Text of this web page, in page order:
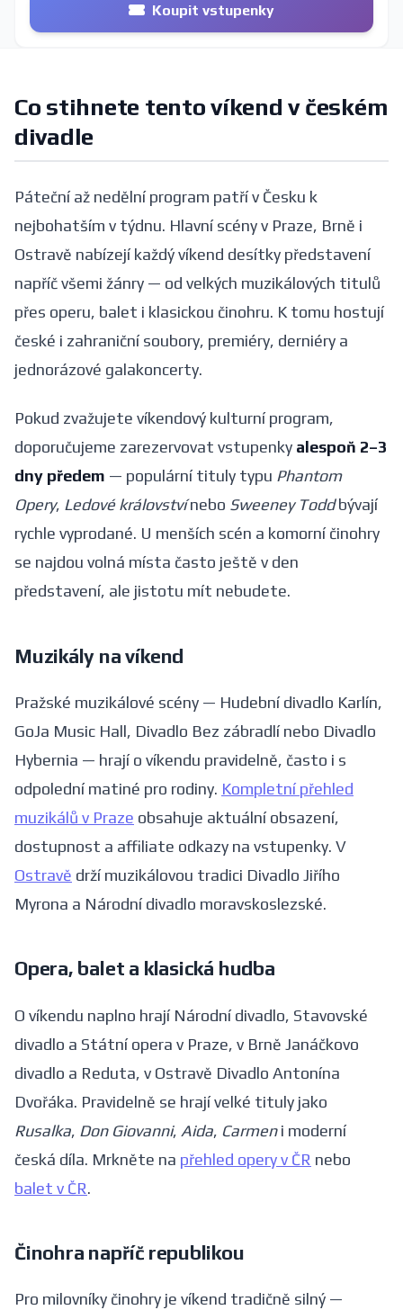
Koupit vstupenky
Co stihnete tento víkend v českém
divadle
Páteční až nedělní program patří v Česku k
nejbohatším v týdnu. Hlavní scény v Praze, Brně i
Ostravě nabízejí každý víkend desítky představení
napříč všemi žánry — od velkých muzikálových titulů
přes operu, balet i klasickou činohru. K tomu hostují
české i zahraniční soubory, premiéry, derniéry a
jednorázové galakoncerty.
Pokud zvažujete víkendový kulturní program,
doporučujeme zarezervovat vstupenky alespoň 2–3
dny předem — populární tituly typu Phantom
Opery, Ledové královstvínebo Sweeney Toddbývají
rychle vyprodané. U menších scén a komorní činohry
se najdou volná místa často ještě v den
představení, ale jistotu mít nebudete.
Muzikály na víkend
Pražské muzikálové scény — Hudební divadlo Karlín,
GoJa Music Hall, Divadlo Bez zábradlí nebo Divadlo
Hybernia — hrají o víkendu pravidelně, často i s
odpolední matiné pro rodiny. Kompletní přehled
muzikálů v Praze obsahuje aktuální obsazení,
dostupnost a affiliate odkazy na vstupenky. V
Ostravě drží muzikálovou tradici Divadlo Jiřího
Myrona a Národní divadlo moravskoslezské.
Opera, balet a klasická hudba
O víkendu naplno hrají Národní divadlo, Stavovské
divadlo a Státní opera v Praze, v Brně Janáčkovo
divadlo a Reduta, v Ostravě Divadlo Antonína
Dvořáka. Pravidelně se hrají velké tituly jako
Rusalka, Don Giovanni, Aida, Carmeni moderní
česká díla. Mrkněte na přehled opery v ČR nebo
balet v ČR.
Činohra napříč republikou
Pro milovníky činohry je víkend tradičně silný —